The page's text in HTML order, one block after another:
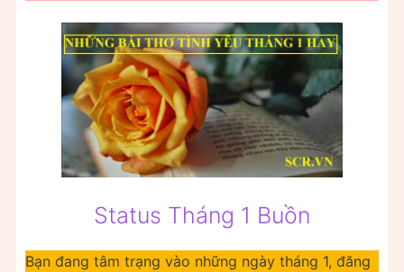
Status Tháng 1 Buồn
Bạn đang tâm trạng vào những ngày tháng 1, đăng